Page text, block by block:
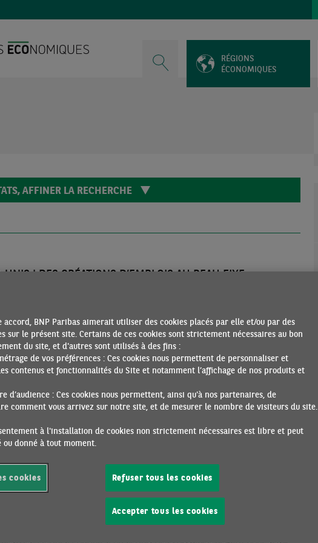
RÉGIONS
ÉCONOMIQUES
AFFINER LA RECHERCHE
UNIS | DES CRÉATIONS D’EMPLOIS AU BEAU FIXE
de l’année 2024 a été marqué par le dynamisme, d’une ampleur
des créations nettes d’emplois salariés non-agricoles. Celles-ci
+353k en janvier (+30k m/m ), ce qui constitue un record depuis
an. De plus, ce chiffre s’est accompagné d’une révision significative
de décembre (330k, contre +216k initialement). En parallèle, les
chômage (+3,7%) et d’activité (+62,5%) sont demeurés stables.
01/03/2024 •Par Guillaume DERRIEN
économique au Royaume-Uni a continué de se détériorer au
trimestre 2023. Le PIB réel s’est contracté de 0,3% t/t après une
de 0,1% t/t au T3. Même si l‘activité reste - tout juste - dans le vert sur
de l’année 2023 (progression de 0,1%), elle s’est dégradée au fil
accord, BNP Paribas aimerait utiliser des cookies placés par elle et/ou par des
sur le présent site. Certains de ces cookies sont strictement nécessaires au bon
du site, et d'autres sont utilisés à des fins :
de vos préférences : Ces cookies nous permettent de personnaliser et
contenus et fonctionnalités du Site et notamment l’affichage de nos produits et
d’audience : Ces cookies nous permettent, ainsi qu'à nos partenaires, de
comment vous arrivez sur notre site, et de mesurer le nombre de visiteurs du site.
à l'installation de cookies non strictement nécessaires est libre et peut
donné à tout moment.
Refuser tous les cookies
Accepter tous les cookies
cookies